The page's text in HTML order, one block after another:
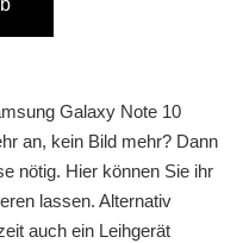
Galaxy Note 10
an, kein Bild mehr? Dann
nötig. Hier können Sie ihr
lassen. Alternativ
auch ein Leihgerät